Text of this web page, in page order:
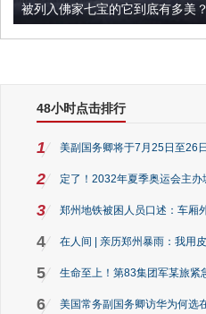
被列入佛家七宝的它到底有多美？
48小时点击排行
1 美副国务卿将于7月25日至26
2 定了！2032年夏季奥运会主
3 郑州地铁被困人员口述：车厢
4 在人间 | 亲历郑州暴雨：我用
5 生命至上！第83集团军某旅紧
6 美国常务副国务卿访华为何选